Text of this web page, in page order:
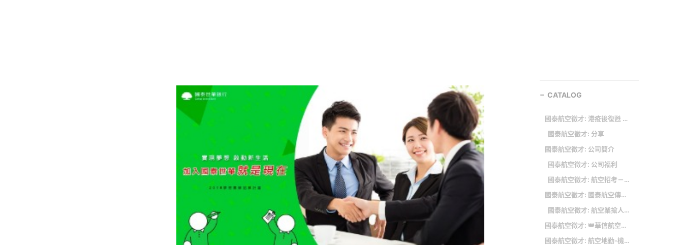
CATALOG
國泰航空徵才: 港疫後復甦 國泰航空大徵才
國泰航空徵才: 分享
國泰航空徵才: 公司簡介
國泰航空徵才: 公司福利
國泰航空徵才: 航空招考－最新！2023年航空公司飛行員/空服/空姐/地勤招募資訊！
國泰航空徵才: 國泰航空傳明天起裁員約4000人 公司：恕不評論
國泰航空徵才: 航空業搶人大戰！國泰航空疫後首辦大舉徵員4000人
國泰航空徵才: 👑華信航空台北站運務人員：報名至2023/5/7 23:59止，5/20 面試
國泰航空徵才: 航空地勤-機坪裝備修護人員